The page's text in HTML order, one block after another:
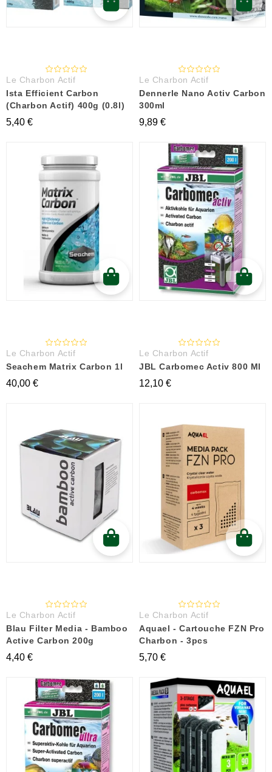
Le Charbon Actif
Ista Efficient Carbon
(Charbon Actif) 400g (0.8l)
5,40 €
Le Charbon Actif
Dennerle Nano Activ Carbon
300ml
9,89 €
Le Charbon Actif
Seachem Matrix Carbon 1l
40,00 €
Le Charbon Actif
JBL Carbomec Activ 800 Ml
12,10 €
Le Charbon Actif
Blau Filter Media - Bamboo
Active Carbon 200g
4,40 €
Le Charbon Actif
Aquael - Cartouche FZN Pro
Charbon - 3pcs
5,70 €